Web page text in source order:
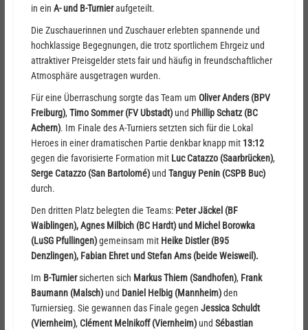
in ein A- und B-Turnieraufgeteilt.
Die Zuschauerinnen und Zuschauer erlebten spannende und
hochklassige Begegnungen, die trotz sportlichem Ehrgeiz und
attraktiver Preisgelder stets fair und häufig in freundschaftlicher
Atmosphäre ausgetragen wurden.
Für eine Überraschung sorgte das Team um Oliver Anders (BPV
Freiburg), Timo Sommer (FV Ubstadt)und Phillip Schatz (BC
Achern). Im Finale des A-Turniers setzten sich für die Lokal
Heroes in einer dramatischen Partie denkbar knapp mit 13:12
gegen die favorisierte Formation mit Luc Catazzo (Saarbrücken),
Serge Catazzo (San Bartolomé)und Tanguy Penin (CSPB Buc)
durch.
Den dritten Platz belegten die Teams: Peter Jäckel (BF
Waiblingen), Agnes Milbich (BC Hardt) und Michel Borowka
(LuSG Pfullingen)gemeinsam mit Heike Distler (B95
Denzlingen), Fabian Ehret und Stefan Ams (beide Weisweil).
Im B-Turniersicherten sich Markus Thiem (Sandhofen), Frank
Baumann (Malsch)und Daniel Helbig (Mannheim)den
Turniersieg. Sie gewannen das Finale gegen Jessica Schuldt
(Viernheim), Clément Melnikoff (Viernheim)und Sébastian